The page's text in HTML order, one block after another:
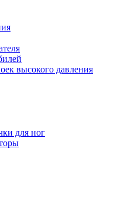
высокого давления
для ног